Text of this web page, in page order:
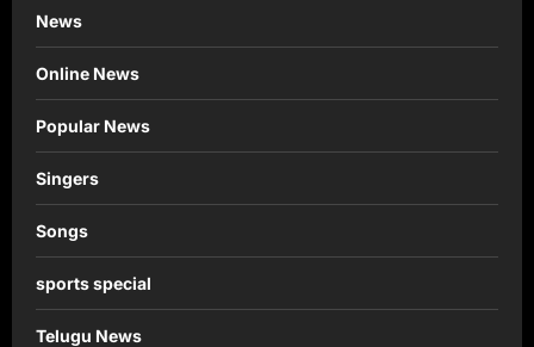
News
Online News
Popular News
Singers
Songs
sports special
Telugu News